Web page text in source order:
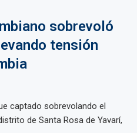
sobrevoló
tensión
captado sobrevolando el
de Santa Rosa de Yavarí,